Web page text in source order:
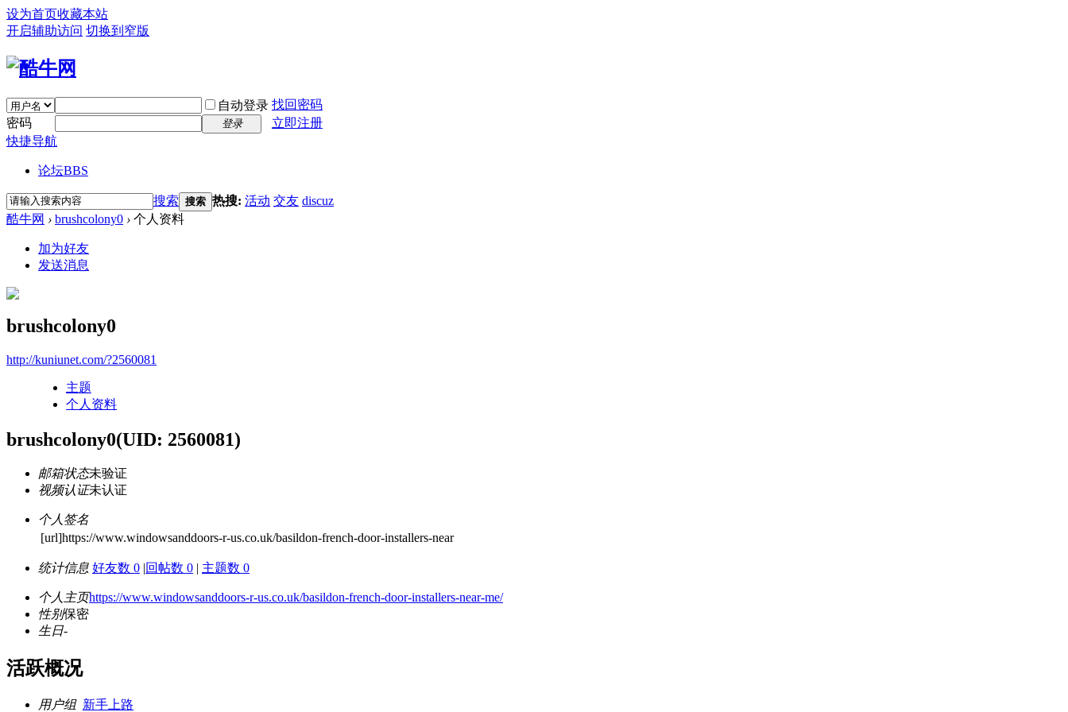
设为首页收藏本站
开启辅助访问 切换到窄版
自动登录 找回密码
密码
登录
立即注册
快捷导航
论坛BBS
搜索 搜索 热搜: 活动 交友 discuz
酷牛网 › brushcolony0 › 个人资料
加为好友
发送消息
brushcolony0
http://kuniunet.com/?2560081
主题
个人资料
brushcolony0(UID: 2560081)
邮箱状态未验证
视频认证未认证
个人签名
[url]https://www.windowsanddoors-r-us.co.uk/basildon-french-door-installers-near
统计信息 好友数 0 |回帖数 0 | 主题数 0
个人主页https://www.windowsanddoors-r-us.co.uk/basildon-french-door-installers-near-me/
性别保密
生日-
活跃概况
用户组 新手上路